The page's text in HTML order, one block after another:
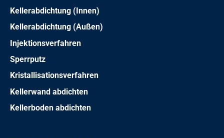
Kellerabdichtung (Innen)
Kellerabdichtung (Außen)
Injektionsverfahren
Sperrputz
Kristallisationsverfahren
Kellerwand abdichten
Kellerboden abdichten